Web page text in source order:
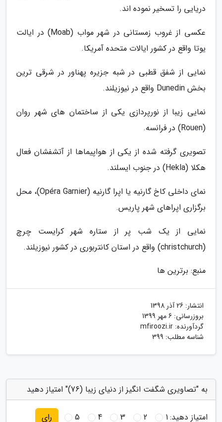
دریایی را تسخیر نموده اند.
عکسی از غروب زمستانی در شهر مواب (Moab) در ایالت
یوتا واقع در کشور ایالات متحده آمریکا.
نمایی از شفق قطبی در شبه جزیره پهناور در شرقی ترین
بخش Dunedin واقع در نیوزیلند.
نمایی زیبا از نورپردازی یکی از ساختمان های شهر روان
(Rouen) در فرانسه.
تصویری گرفته شده از یکی از هواپیماها از آتشفشان فعال
هکلا (Hekla) در جنوب ایسلند.
نمای داخلی کاخ گارنیه یا اپرا گارنیه (Opéra Garnier)، محل
برگزاری اپراهای شهر پاریس.
نمایی از یک شب پر از ستاره شهر کرایست چرچ
(christchurch) واقع در استان کانتربوری در کشور نیوزیلند.
منبع: برترین ها
انتشار: 26 آذر 1398
بروزرسانی: 6 مهر 1399
گردآورنده: mfiroozi.ir
شناسه مطلب: 399
به "تصاویری شگفت انگیز از دنیای زیبا (76)" امتیاز دهید
امتیاز دهید:1
2
3
4
5 رای